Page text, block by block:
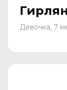
Девочка, 7